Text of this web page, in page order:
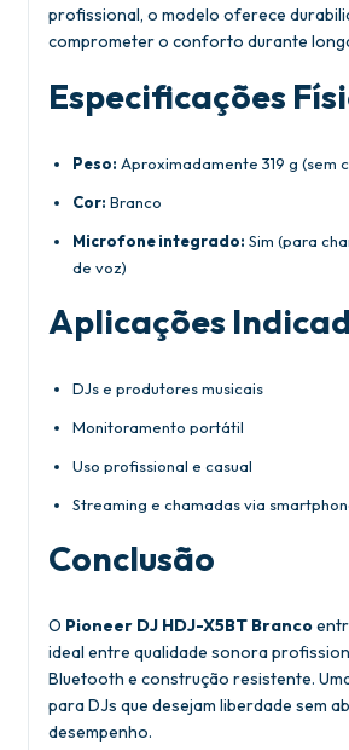
profissional, o modelo oferece
comprometer o conforto durante
Especificações
Peso: Aproximadamente 319 g (sem
Cor: Branco
Microfone integrado: Sim (para
de voz)
Aplicações
DJs e produtores musicais
Monitoramento portátil
Uso profissional e casual
Streaming e chamadas via
Conclusão
O Pioneer DJ HDJ-X5BT Branco
ideal entre qualidade sonora
Bluetooth e construção resistente.
para DJs que desejam liberdade sem
desempenho.